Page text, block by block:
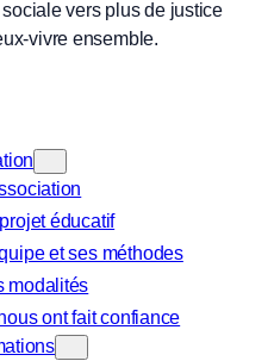
vers plus de justice
vivre ensemble.
éducatif
et ses méthodes
modalités
ont fait confiance